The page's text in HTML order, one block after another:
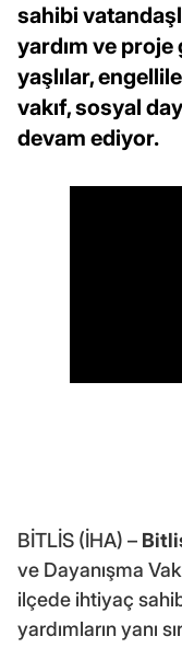
sahibi
yardım ve proje
yaşlılar,
vakıf, sosyal
devam ediyor.
BİTLİS (İHA) –
ve Dayanışma
ilçede ihtiyaç
yardımların yanı